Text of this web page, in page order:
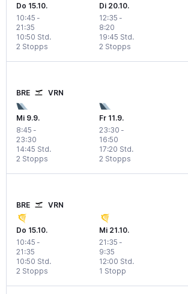
Do 15.10.
10:45 -
21:35
2 Stopps
10:50 Std.
Di 20.10.
12:35 -
8:20
2 Stopps
19:45 Std.
BRE VRN
Mi 9.9.
8:45 -
23:30
2 Stopps
14:45 Std.
Fr 11.9.
23:30 -
16:50
2 Stopps
17:20 Std.
BRE VRN
Do 15.10.
10:45 -
21:35
2 Stopps
10:50 Std.
Mi 21.10.
21:35 -
9:35
1 Stopp
12:00 Std.